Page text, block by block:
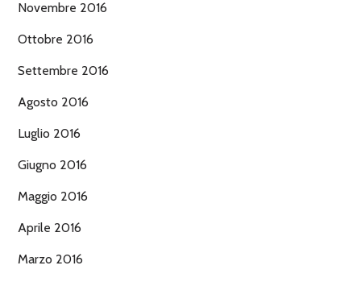
Novembre 2016
Ottobre 2016
Settembre 2016
Agosto 2016
Luglio 2016
Giugno 2016
Maggio 2016
Aprile 2016
Marzo 2016